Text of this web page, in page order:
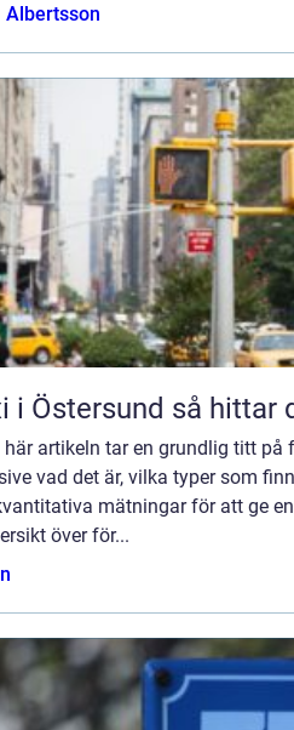
Albertsson
Taxi i
här artikeln tar en grundlig titt
vad det är, vilka typer som
mätningar för att ge
över för...